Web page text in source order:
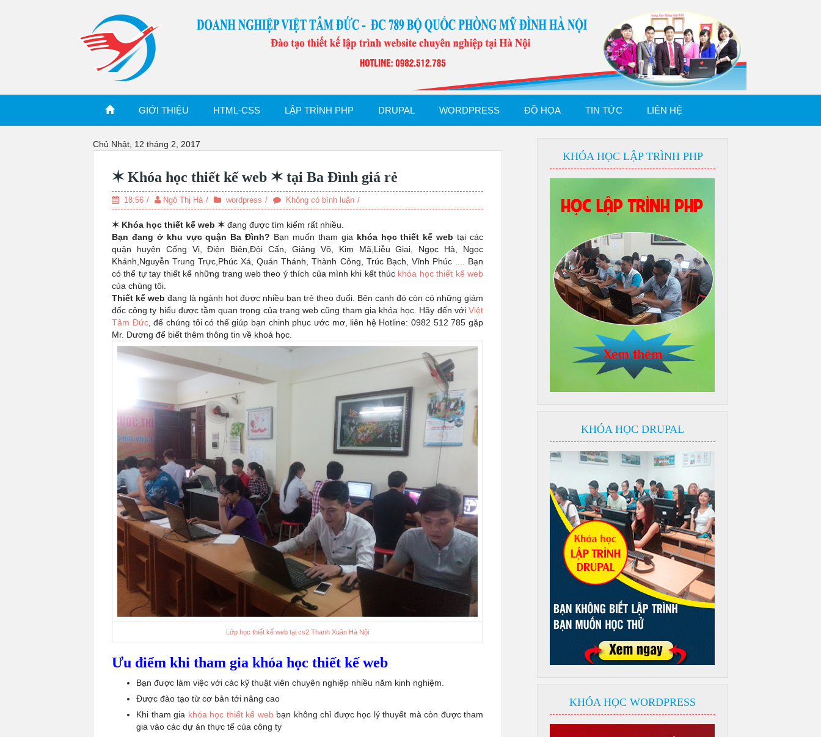
e
GIỚI THIỆU HTML-CSS LẬP TRÌNH PHP DRUPAL WORDPRESS ĐỒ HỌA TIN TỨC LIÊN HỆ
Chủ Nhật, 12 tháng 2, 2017
✶ Khóa học thiết kế web ✶ tại Ba Đình giá rẻ
18:56 Ngô Thị Hà wordpress Không có bình luận
✶ Khóa học thiết kế web ✶ đang được tìm kiếm rất nhiều.
Bạn đang ở khu vực quận Ba Đình? Bạn muốn tham gia khóa học thiết kế web tại các
quận huyện Cống Vị, Điện Biên,Đội Cấn, Giảng Võ, Kim Mã,Liễu Giai, Ngọc Hà, Ngọc
Khánh,Nguyễn Trung Trực,Phúc Xá, Quán Thánh, Thành Công, Trúc Bạch, Vĩnh Phúc .... Bạn
có thể tự tay thiết kế những trang web theo ý thích của mình khi kết thúc khóa học thiết kế web
của chúng tôi.
Thiết kế web đang là ngành hot được nhiều bạn trẻ theo đuổi. Bên cạnh đó còn có những giám
đốc công ty hiểu được tầm quan trọng của trang web cũng tham gia khóa học. Hãy đến với Việt
Tâm Đức, để chúng tôi có thể giúp bạn chinh phục ước mơ, liên hệ Hotline: 0982 512 785 gặp
Mr. Dương để biết thêm thông tin về khoá học.
Lớp học thiết kế web tại cs2 Thanh Xuân Hà Nội
Ưu điểm khi tham gia khóa học thiết kế web
Bạn được làm việc với các kỹ thuật viên chuyên nghiệp nhiều năm kinh nghiệm.
Được đào tạo từ cơ bản tới nâng cao
Khi tham gia khóa học thiết kế web bạn không chỉ được học lý thuyết mà còn được tham
gia vào các dự án thực tế của công ty
KHÓA HỌC LẬP TRÌNH PHP
KHÓA HỌC DRUPAL
KHÓA HỌC WORDPRESS